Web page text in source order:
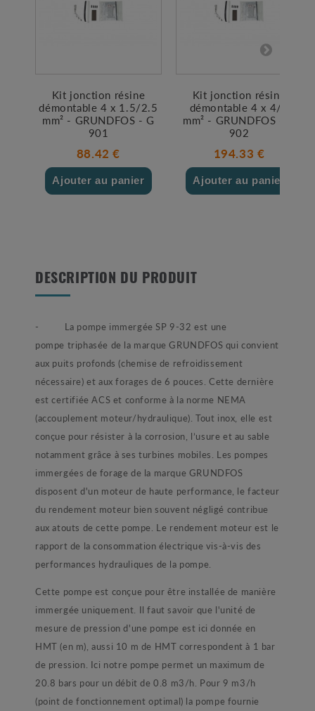
Kit jonction résine
démontable 4 x 1.5/2.5
mm² - GRUNDFOS - G
901
88.42 €
Ajouter au panier
Kit jonction résine
démontable 4 x 4/6
mm² - GRUNDFOS - G
902
194.33 €
Ajouter au panier
DESCRIPTION DU PRODUIT
- La pompe immergée SP 9-32 est une
pompe triphasée de la marque GRUNDFOS qui convient
aux puits profonds (chemise de refroidissement
nécessaire) et aux forages de 6 pouces. Cette dernière
est certifiée ACS et conforme à la norme NEMA
(accouplement moteur/hydraulique). Tout inox, elle est
conçue pour résister à la corrosion, l’usure et au sable
notamment grâce à ses turbines mobiles. Les pompes
immergées de forage de la marque GRUNDFOS
disposent d'un moteur de haute performance, le facteur
du rendement moteur bien souvent négligé contribue
aux atouts de cette pompe. Le rendement moteur est le
rapport de la consommation électrique vis-à-vis des
performances hydrauliques de la pompe.
Cette pompe est conçue pour être installée de manière
immergée uniquement. Il faut savoir que l'unité de
mesure de pression d'une pompe est ici donnée en
HMT (en m), aussi 10 m de HMT correspondent à 1 bar
de pression. Ici notre pompe permet un maximum de
20.8 bars pour un débit de 0.8 m3/h. Pour 9 m3/h
(point de fonctionnement optimal) la pompe fournie